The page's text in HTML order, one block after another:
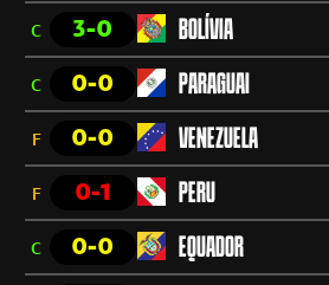
C 3-0 BOLÍVIA
C 0-0 PARAGUAI
F 0-0 VENEZUELA
F 0-1 PERU
C 0-0 EQUADOR